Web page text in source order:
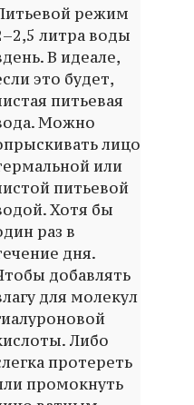
режим
литра воды
В идеале,
это будет,
питьевая
Можно
лицо
или
питьевой
Хотя бы
раз в
дня.
добавлять
для молекул
Либо
протереть
промокнуть